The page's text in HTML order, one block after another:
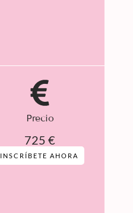
Precio
725 €
INSCRÍBETE AHORA